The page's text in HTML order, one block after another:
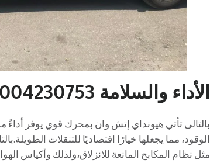
الأداء والسلامة 01004230753
بالتالى تأتي هيونداي إتش وان بمحرك قوي يوفر أداءً
الوقود، مما يجعلها خيارًا اقتصاديًا للتنقلات
مثل نظام المكابح المانعة للانزلاق،ولذلك وأكياس